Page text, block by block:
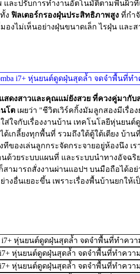
และปรับการทำงานอัตโนมัติตามพื้นผิว
ง ฟิลเตอร์กรองฝุ่นประสิทธิภาพสูง ที่กำ
องไม่เห็นอย่างฝุ่นขนาดเล็ก ไรฝุ่น และ
สดงสาวและคุณแม่ยังสวย ที่ควงคู่มากั
โต เผยว่า "ชีวิตเวิร์คกิ้งมัมลูกสองมีเรื่
ส่ใจกับเรื่องงานบ้าน เทคโนโลยีหุ่นยน
เกลี้ยงทุกพื้นที่ รวมถึงใต้ตู้ใต้เตียง บ้าน
ทีของเล่นลูกกระจัดกระจายอยู่ห้องนึง เ
ด้วยระบบแผนที่ และระบบนำทางอัจฉริ
ามารถสั่งงานผ่านแอปฯ บนมือถือได้อย่า
างอื่นเยอะขึ้น เพราะเรื่องพื้นบ้านยกใ